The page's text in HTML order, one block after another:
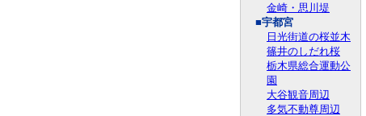
金崎・思川堤
■宇都宮
日光街道の桜並木
篠井のしだれ桜
栃木県総合運動公
園
大谷観音周辺
多気不動尊周辺